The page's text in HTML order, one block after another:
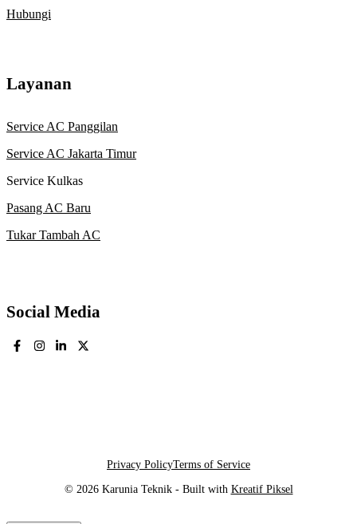
Hubungi
Layanan
Service AC Panggilan
Service AC Jakarta Timur
Service Kulkas
Pasang AC Baru
Tukar Tambah AC
Social Media
© 2026 Karunia Teknik - Built with Kreatif Piksel
Privacy PolicyTerms of Service